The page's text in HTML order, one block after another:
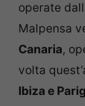
operate
Malpensa
Canaria,
volta
Ibiza e